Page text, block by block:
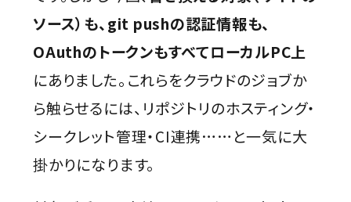
ソース）も、git pushの認証情報も、
OAuthのトークンもすべてローカルPC上
にありました。これらをクラウドのジョブか
ら触らせるには、リポジトリのホスティング・
シークレット管理・CI連携……と一気に大
掛かりになります。